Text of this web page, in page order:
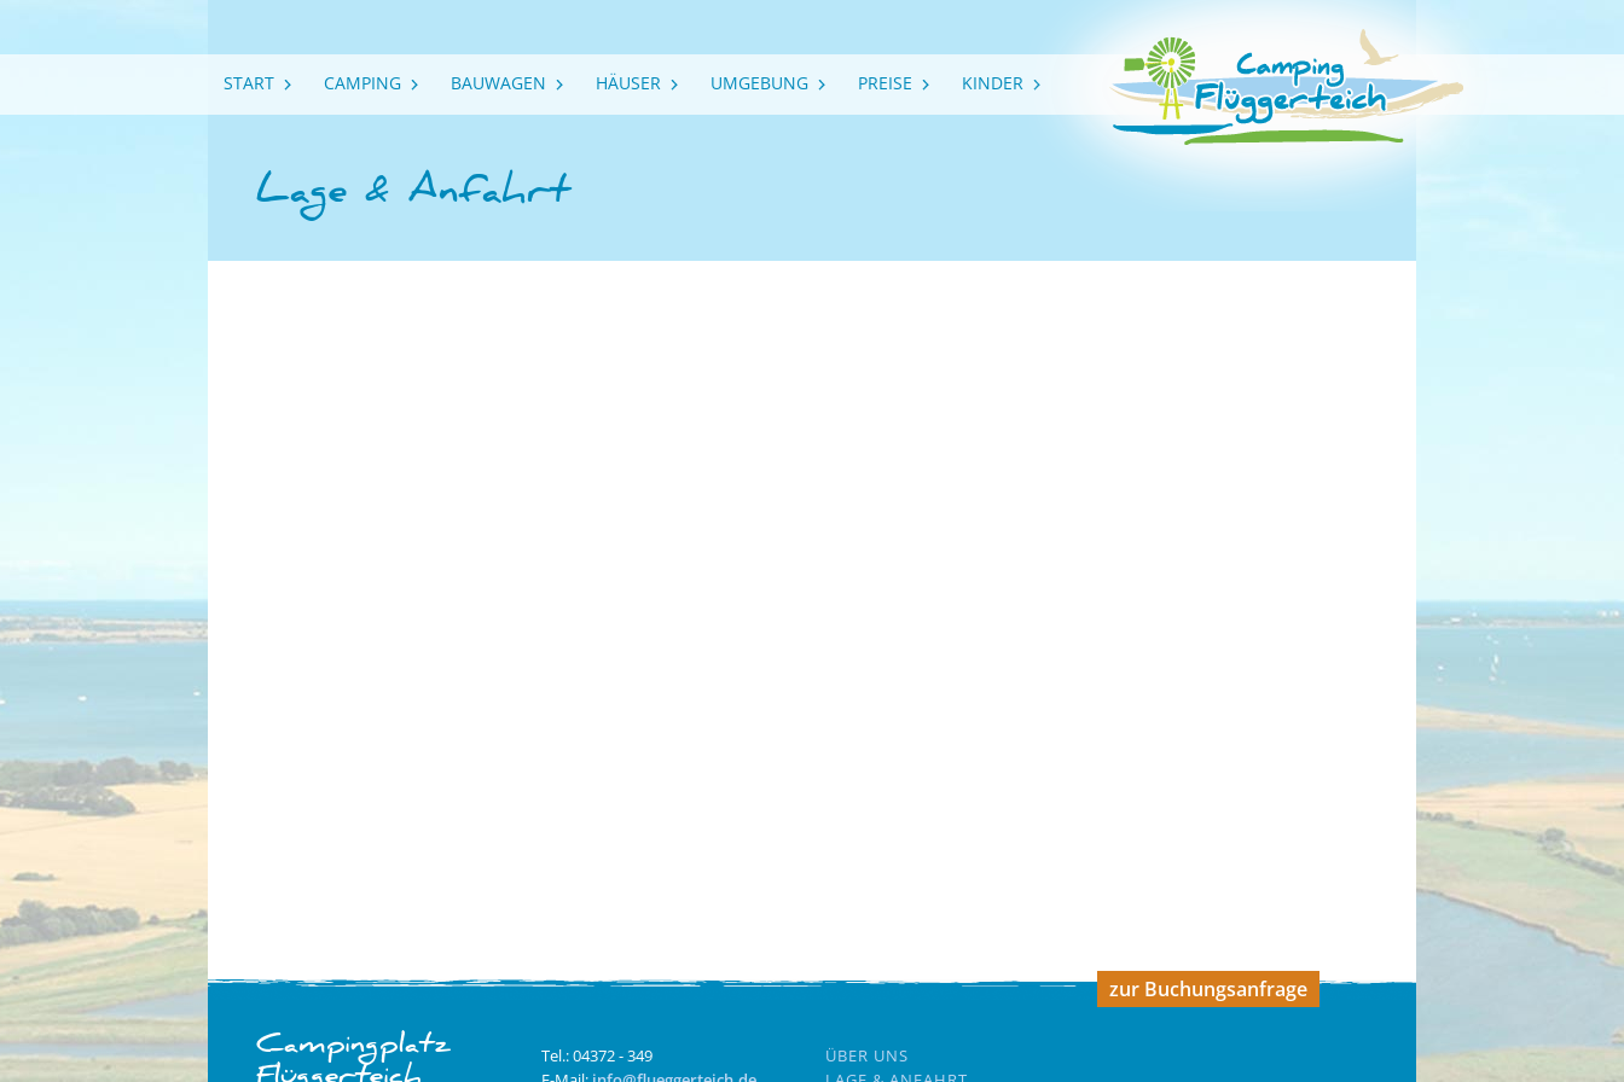
START CAMPING BAUWAGEN HÄUSER UMGEBUNG PREISE KINDER
Lage & Anfahrt
zur Buchungsanfrage
Campingplatz
Flüggerteich
Tel.: 04372 - 349
ÜBER UNS